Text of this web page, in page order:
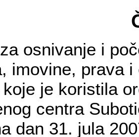
osnivanje i
imovine, prava
je koristila
centra
dan 31. jula